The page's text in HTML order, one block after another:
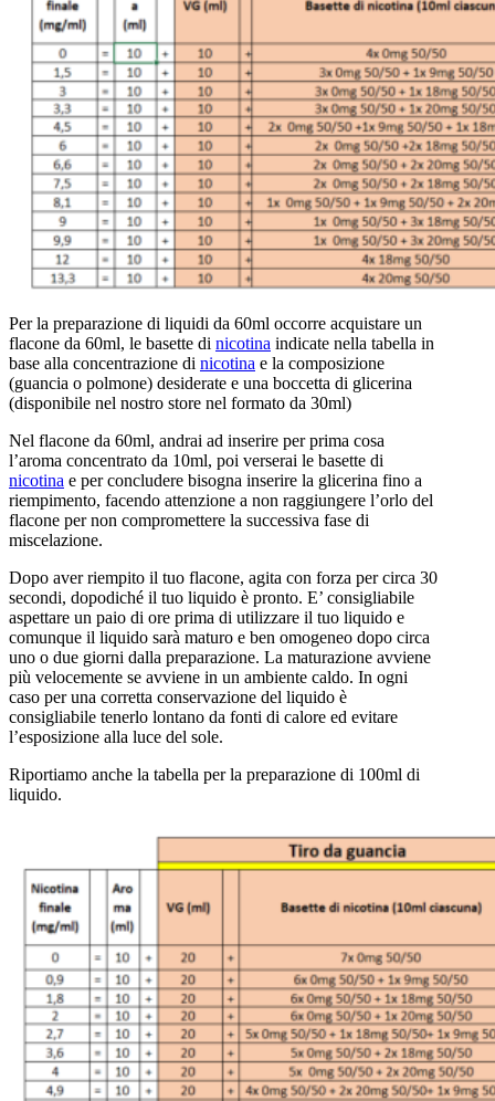
Per la preparazione di liquidi da 60ml occorre acquistare un
flacone da 60ml, le basette di nicotina indicate nella tabella in
base alla concentrazione di nicotina e la composizione
(guancia o polmone) desiderate e una boccetta di glicerina
(disponibile nel nostro store nel formato da 30ml)
Nel flacone da 60ml, andrai ad inserire per prima cosa
l’aroma concentrato da 10ml, poi verserai le basette di
nicotina e per concludere bisogna inserire la glicerina fino a
riempimento, facendo attenzione a non raggiungere l’orlo del
flacone per non compromettere la successiva fase di
miscelazione.
Dopo aver riempito il tuo flacone, agita con forza per circa 30
secondi, dopodiché il tuo liquido è pronto. E’ consigliabile
aspettare un paio di ore prima di utilizzare il tuo liquido e
comunque il liquido sarà maturo e ben omogeneo dopo circa
uno o due giorni dalla preparazione. La maturazione avviene
più velocemente se avviene in un ambiente caldo. In ogni
caso per una corretta conservazione del liquido è
consigliabile tenerlo lontano da fonti di calore ed evitare
l’esposizione alla luce del sole.
Riportiamo anche la tabella per la preparazione di 100ml di
liquido.